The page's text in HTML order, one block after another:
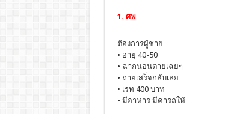
1. ศพ
ต้องการผู้ชาย
• อายุ 40-50
• ฉากนอนตายเฉยๆ
• ถ่ายเสร็จกลับเลย
• เรท 400 บาท
• มีอาหาร มีค่ารถให้